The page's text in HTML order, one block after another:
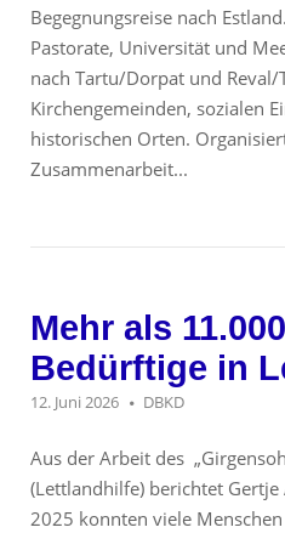
Begegnungsreise nach
Pastorate, Universität und
nach Tartu/Dorpat und Reval/
Kirchengemeinden, sozialen
historischen Orten.
Zusammenarbeit...
Mehr als
Bedürftige in
12. Juni 2026 DBKD
Aus der Arbeit des
(Lettlandhilfe) berichtet
2025 konnten viele